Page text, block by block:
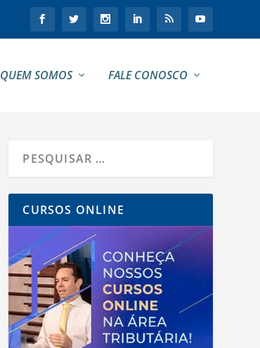
QUEM SOMOS FALE CONOSCO
CURSOS ONLINE